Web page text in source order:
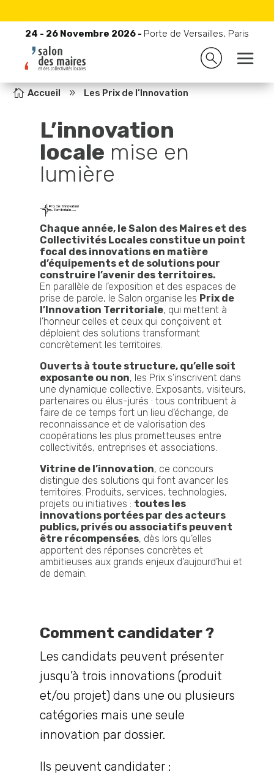
24 - 26 Novembre 2026 - Porte de Versailles, Paris
24 - 26 Novembre 2026 - Porte de Versailles, Paris
 Accueil 9 Les Prix de l’Innovation
L’innovation
locale mise en
lumière
Chaque année, le Salon des Maires et des
Collectivités Locales constitue un point
focal des innovations en matière
d’équipements et de solutions pour
construire l’avenir des territoires.
En parallèle de l’exposition et des espaces de
prise de parole, le Salon organise les Prix de
l’Innovation Territoriale, qui mettent à
l’honneur celles et ceux qui conçoivent et
déploient des solutions transformant
concrètement les territoires.
Ouverts à toute structure, qu’elle soit
exposante ou non, les Prix s’inscrivent dans
une dynamique collective. Exposants, visiteurs,
partenaires ou élus-jurés : tous contribuent à
faire de ce temps fort un lieu d’échange, de
reconnaissance et de valorisation des
coopérations les plus prometteuses entre
collectivités, entreprises et associations.
Vitrine de l’innovation, ce concours
distingue des solutions qui font avancer les
territoires. Produits, services, technologies,
projets ou initiatives : toutes les
innovations portées par des acteurs
publics, privés ou associatifs peuvent
être récompensées, dès lors qu’elles
apportent des réponses concrètes et
ambitieuses aux grands enjeux d’aujourd’hui et
de demain.
Comment candidater ?
Les candidats peuvent présenter
jusqu’à trois innovations (produit
et/ou projet) dans une ou plusieurs
catégories mais une seule
innovation par dossier.
Ils peuvent candidater :